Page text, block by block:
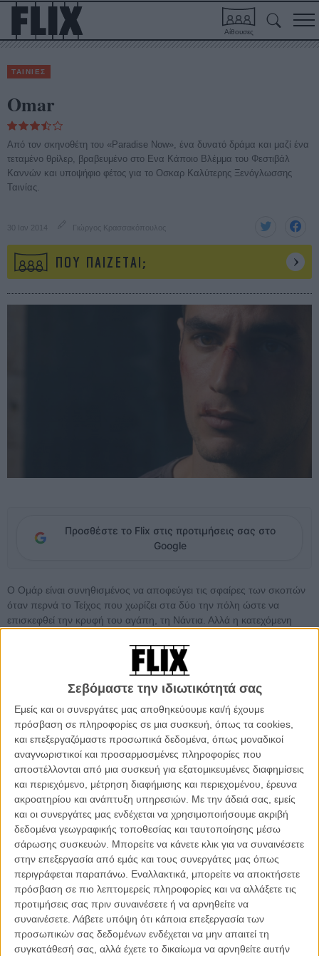
Σεβόμαστε την ιδιωτικότητά σας
Εμείς και οι συνεργάτες μας αποθηκεύουμε και/ή έχουμε
πρόσβαση σε πληροφορίες σε μια συσκευή, όπως τα cookies,
και επεξεργαζόμαστε προσωπικά δεδομένα, όπως μοναδικοί
αναγνωριστικοί και προσαρμοσμένες πληροφορίες που
αποστέλλονται από μια συσκευή για εξατομικευμένες διαφημίσεις
και περιεχόμενο, μέτρηση διαφήμισης και περιεχομένου, έρευνα
ακροατηρίου και ανάπτυξη υπηρεσιών. Με την άδειά σας, εμείς
και οι συνεργάτες μας ενδέχεται να χρησιμοποιήσουμε ακριβή
δεδομένα γεωγραφικής τοποθεσίας και ταυτοποίησης μέσω
σάρωσης συσκευών. Μπορείτε να κάνετε κλικ για να συναινέσετε
στην επεξεργασία από εμάς και τους συνεργάτες μας όπως
περιγράφεται παραπάνω. Εναλλακτικά, μπορείτε να αποκτήσετε
πρόσβαση σε πιο λεπτομερείς πληροφορίες και να αλλάξετε τις
προτιμήσεις σας πριν συναινέσετε ή να αρνηθείτε να
συναινέσετε. Λάβετε υπόψη ότι κάποια επεξεργασία των
προσωπικών σας δεδομένων ενδέχεται να μην απαιτεί τη
συγκατάθεσή σας, αλλά έχετε το δικαίωμα να αρνηθείτε αυτήν
Αίθουσες
ΤΑΙΝΙΕΣ
Omar
Από τον σκηνοθέτη του «Paradise Now», ένα δυνατό δράμα και μαζί ένα
τεταμένο θρίλερ, βραβευμένο στο Ενα Κάποιο Βλέμμα του Φεστιβάλ
Καννών και υποψήφιο φέτος για το Οσκαρ Καλύτερης Ξενόγλωσσης
Ταινίας.
30 Ιαν 2014 Γιώργος Κρασσακόπουλος
ΠΟΥ ΠΑΙΖΕΤΑΙ;
Προσθέστε το Flix στις προτιμήσεις σας στο
Google
Ο Ομάρ είναι συνηθισμένος να αποφεύγει τις σφαίρες των σκοπών
όταν περνά το Τείχος που χωρίζει στα δύο την πόλη ώστε να
επισκεφθεί την κρυφή του αγάπη, τη Νάντια. Αλλά η κατεχόμενη
πόλεμο. Στην άλλη μεριά του τείχους, ο ευαίσθητος νεαρός
φούρναρης, Ομάρ, γίνεται ένας μαχητής της ελευθερίας, ο οποίος
και το τι σημαίνει να είσαι άντρας. Οταν ο Ομάρ συλλαμβάνεται μετά
από μία θανατηφόρα πράξη αντίστασης, ξεκινά ένα παιχνίδι γάτας
και ποντικού με τη στρατιωτική αστυνομία. Η καχυποψία και ο
φόβος της προδοσίας απειλούν να κλονίσουν την εμπιστοσύνη του
Ομάρ στους συνεργούς και παιδικούς του φίλους, Αμτζάντ και
Τάρεκ, ο στρατευμένος αδελφός της Νάντια. Τα αισθήματα του
Ομάρ δεν αργούν να γίνουν τόσο διχασμένα όσο και το
Παλαιστινιακό τοπίο. Αλλά, σύντομα, γίνεται εμφανές πως οτιδήποτε
κάνει, είναι εξαιτίας της αγάπης του για τη Νάντια.
Μια ταινία για το Παλαιστινιακό, ένα θρίλερ, ή μια τραγική ερωτική
ιστορία; Το φιλμ του Χανί Αμπού Ασάντ κατορθώνει να είναι και τα
τρία δίχως τίποτα να μοιάζει παράταιρο ή λάθος.
Η πρώτη σκηνή στο φιλμ του Χανί Αμπού Ασάντ, ο οποίος πριν
από λίγα χρόνια μας είχε δώσει το εξαιρετικό «Paradise Now», είναι
για τα μάτια ενός δυτικού θεατή σχεδόν συγκλονιστική. Ενας νεαρός
άντρας περιμένει μπροστά από τον τοίχο που χωρίζει την Δυτική